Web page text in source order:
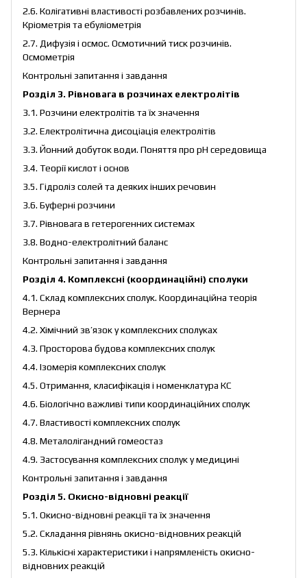
2.6. Колігативні властивості розбавлених розчинів.
Кріометрія та ебуліометрія
2.7. Дифузія і осмос. Осмотичний тиск розчинів.
Осмометрія
Контрольні запитання і завдання
Розділ 3. Рівновага в розчинах електролітів
3.1. Розчини електролітів та їх значення
3.2. Електролітична дисоціація електролітів
3.3. Йонний добуток води. Поняття про рН середовища
3.4. Теорії кислот і основ
3.5. Гідроліз солей та деяких інших речовин
3.6. Буферні розчини
3.7. Рівновага в гетерогенних системах
3.8. Водно-електролітний баланс
Контрольні запитання і завдання
Розділ 4. Комплексні (координаційні) сполуки
4.1. Склад комплексних сполук. Координаційна теорія
Вернера
4.2. Хімічний зв’язок у комплексних сполуках
4.3. Просторова будова комплексних сполук
4.4. Ізомерія комплексних сполук
4.5. Отримання, класифікація і номенклатура КС
4.6. Біологічно важливі типи координаційних сполук
4.7. Властивості комплексних сполук
4.8. Металолігандний гомеостаз
4.9. Застосування комплексних сполук у медицині
Контрольні запитання і завдання
Розділ 5. Окисно-відновні реакції
5.1. Окисно-відновні реакції та їх значення
5.2. Складання рівнянь окисно-відновних реакцій
5.3. Кількісні характеристики і напрямленість окисно-
відновних реакцій